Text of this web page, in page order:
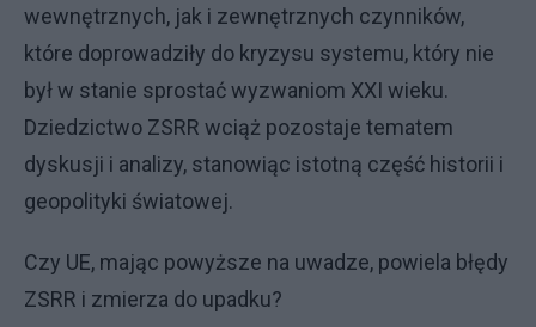
wewnętrznych, jak i zewnętrznych czynników,
które doprowadziły do kryzysu systemu, który nie
był w stanie sprostać wyzwaniom XXI wieku.
Dziedzictwo ZSRR wciąż pozostaje tematem
dyskusji i analizy, stanowiąc istotną część historii i
geopolityki światowej.
Czy UE, mając powyższe na uwadze, powiela błędy
ZSRR i zmierza do upadku?